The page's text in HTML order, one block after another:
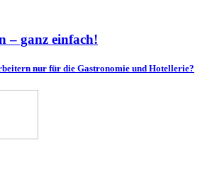
– ganz einfach!
nur für die Gastronomie und Hotellerie?